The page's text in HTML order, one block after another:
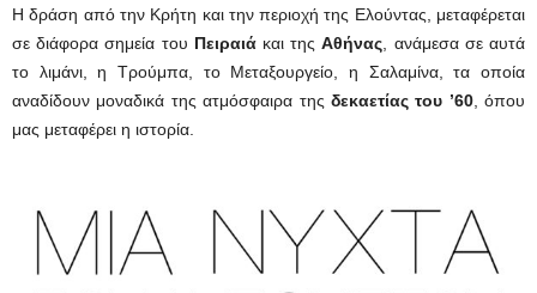
Η δράση από την Κρήτη και την περιοχή της Ελούντας, μεταφέρεται
σε διάφορα σημεία του Πειραιάκαι τηςΑθήνας , ανάμεσα σε αυτά
το λιμάνι, η Τρούμπα, το Μεταξουργείο, η Σαλαμίνα, τα οποία
αναδίδουν μοναδικά της ατμόσφαιρα της δεκαετίας του ’60, όπου
μας μεταφέρει η ιστορία.